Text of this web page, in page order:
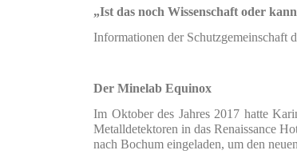
„Ist das noch Wissenschaft oder
Informationen der Schutzgemeinschaft
Der Minelab Equinox
Im Oktober des Jahres 2017 hatte
Metalldetektoren in das Renaissance
nach Bochum eingeladen, um den